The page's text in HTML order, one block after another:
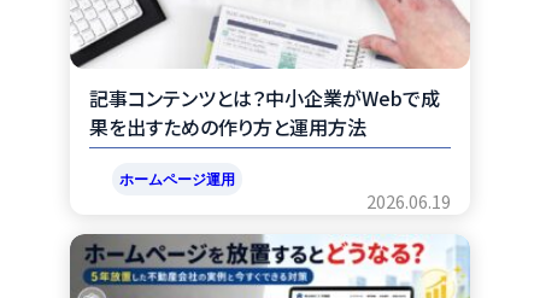
記事コンテンツとは？中小企業がWebで成
果を出すための作り方と運用方法
ホームページ運用
2026.06.19